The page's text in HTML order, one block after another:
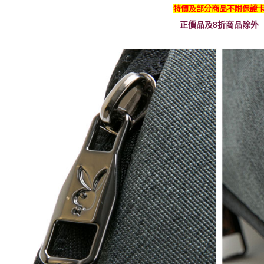
特價及部分商品不附保證
正價品及8折商品除外